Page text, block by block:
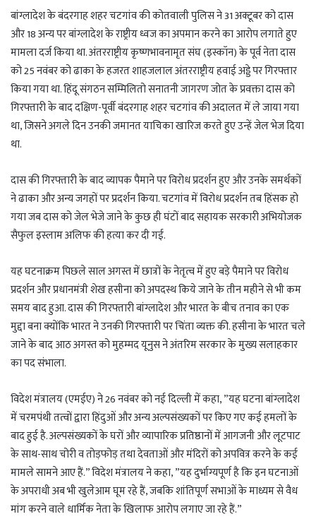
बांग्लादेश के बंदरगाह शहर चटगांव की कोतवाली पुलिस ने 31 अक्टूबर को दास
और 18 अन्य पर बांग्लादेश के राष्ट्रीय ध्वज का अपमान करने का आरोप लगाते हुए
मामला दर्ज किया था. अंतरराष्ट्रीय कृष्णभावनामृत संघ (इस्कॉन) के पूर्व नेता दास
को 25 नवंबर को ढाका के हजरत शाहजलाल अंतरराष्ट्रीय हवाई अड्डे पर गिरफ्तार
किया गया था. हिंदू संगठन सम्मिलितो सनातनी जागरण जोत के प्रवक्ता दास को
गिरफ्तारी के बाद दक्षिण-पूर्वी बंदरगाह शहर चटगांव की अदालत में ले जाया गया
था, जिसने अगले दिन उनकी जमानत याचिका खारिज करते हुए उन्हें जेल भेज दिया
था.
दास की गिरफ्तारी के बाद व्यापक पैमाने पर विरोध प्रदर्शन हुए और उनके समर्थकों
ने ढाका और अन्य जगहों पर प्रदर्शन किया. चटगांव में विरोध प्रदर्शन तब हिंसक हो
गया जब दास को जेल भेजे जाने के कुछ ही घंटों बाद सहायक सरकारी अभियोजक
सैफुल इस्लाम अलिफ की हत्या कर दी गई.
यह घटनाक्रम पिछले साल अगस्त में छात्रों के नेतृत्व में हुए बड़े पैमाने पर विरोध
प्रदर्शन और प्रधानमंत्री शेख हसीना को अपदस्थ किये जाने के तीन महीने से भी कम
समय बाद हुआ. दास की गिरफ्तारी बांग्लादेश और भारत के बीच तनाव का एक
मुद्दा बना क्योंकि भारत ने उनकी गिरफ्तारी पर चिंता व्यक्त की. हसीना के भारत चले
जाने के बाद आठ अगस्त को मुहम्मद यूनुस ने अंतरिम सरकार के मुख्य सलाहकार
का पद संभाला.
विदेश मंत्रालय (एमईए) ने 26 नवंबर को नई दिल्ली में कहा, ”यह घटना बांग्लादेश
में चरमपंथी तत्वों द्वारा हिंदुओं और अन्य अल्पसंख्यकों पर किए गए कई हमलों के
बाद हुई है. अल्पसंख्यकों के घरों और व्यापारिक प्रतिष्ठानों में आगजनी और लूटपाट
के साथ-साथ चोरी व तोड़फोड़ तथा देवताओं और मंदिरों को अपवित्र करने के कई
मामले सामने आए हैं.” विदेश मंत्रालय ने कहा, ”यह दुर्भाग्यपूर्ण है कि इन घटनाओं
के अपराधी अब भी खुलेआम घूम रहे हैं, जबकि शांतिपूर्ण सभाओं के माध्यम से वैध
मांग करने वाले धार्मिक नेता के खिलाफ आरोप लगाए जा रहे हैं.”